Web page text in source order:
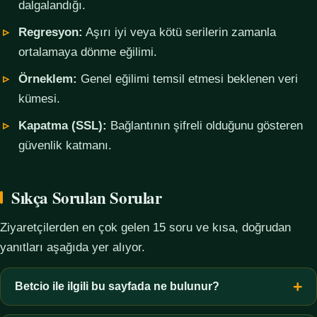
dalgalandığı.
Regresyon: Aşırı iyi veya kötü serilerin zamanla
ortalamaya dönme eğilimi.
Örneklem: Genel eğilimi temsil etmesi beklenen veri
kümesi.
Kapatma (SSL): Bağlantının şifreli olduğunu gösteren
güvenlik katmanı.
Sıkça Sorulan Sorular
Ziyaretçilerden en çok gelen 15 soru ve kısa, doğrudan
yanıtları aşağıda yer alıyor.
Betcio ile ilgili bu sayfada ne bulunur?
Bu sayfada yalnızca kavramsal bilgi, terim açıklamaları, veri